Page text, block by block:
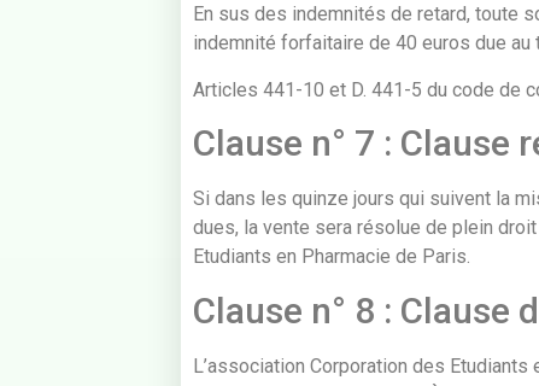
En sus des indemnités de retard, toute
indemnité forfaitaire de 40 euros due
Articles 441-10 et D. 441-5 du code de
Clause n° 7 : Clause
Si dans les quinze jours qui suivent la
dues, la vente sera résolue de plein
Etudiants en Pharmacie de Paris.
Clause n° 8 : Clause
L’association Corporation des